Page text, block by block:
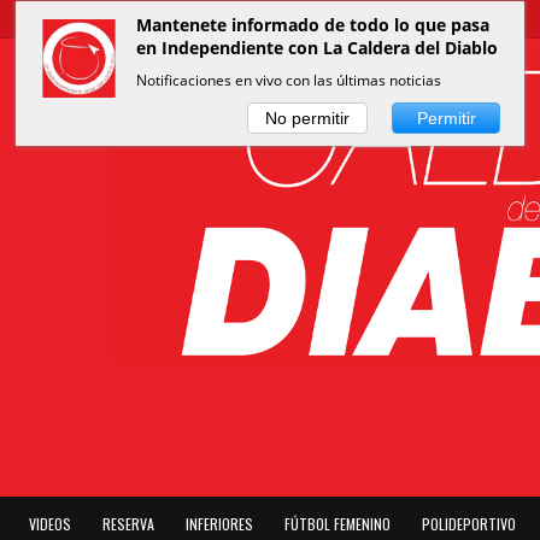
VIDEOS RESERVA INFERIORES FÚTBOL FEMENINO POLIDEPORTIVO
Mantenete informado de todo lo que pasa
en Independiente con La Caldera del Diablo
Notificaciones en vivo con las últimas noticias
No permitir Permitir